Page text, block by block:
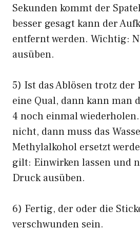
Sekunden kommt der
besser gesagt kann der
entfernt werden. Wichtig:
ausüben.
5) Ist das Ablösen trotz der
eine Qual, dann kann man
4 noch einmal
nicht, dann muss das
Methylalkohol ersetzt
gilt: Einwirken lassen und
Druck ausüben.
6) Fertig, der oder die
verschwunden sein.